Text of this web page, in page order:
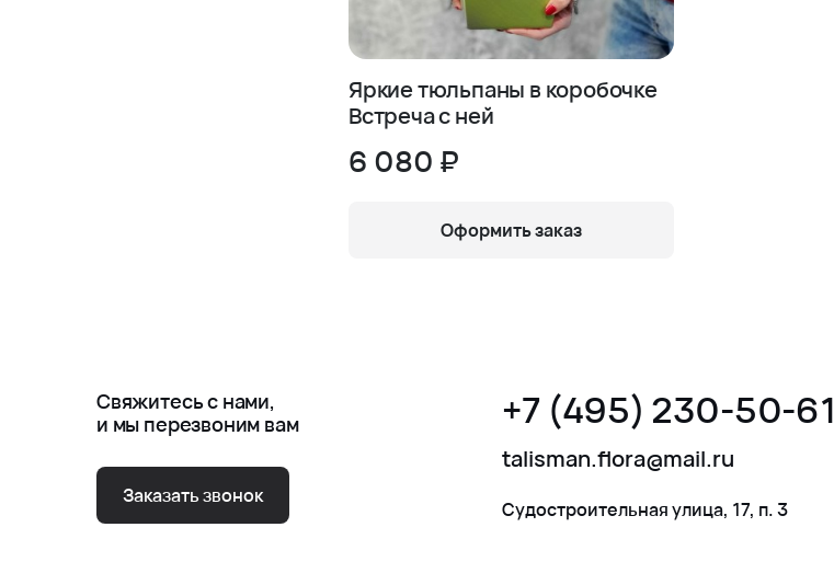
Яркие тюльпаны в коробочке
Встреча с ней
6 080 ₽
Оформить заказ
Свяжитесь с нами,
и мы перезвоним вам
Заказать звонок
+7 (495) 230-50-61
talisman.flora@mail.ru
Судостроительная улица, 17, п. 3